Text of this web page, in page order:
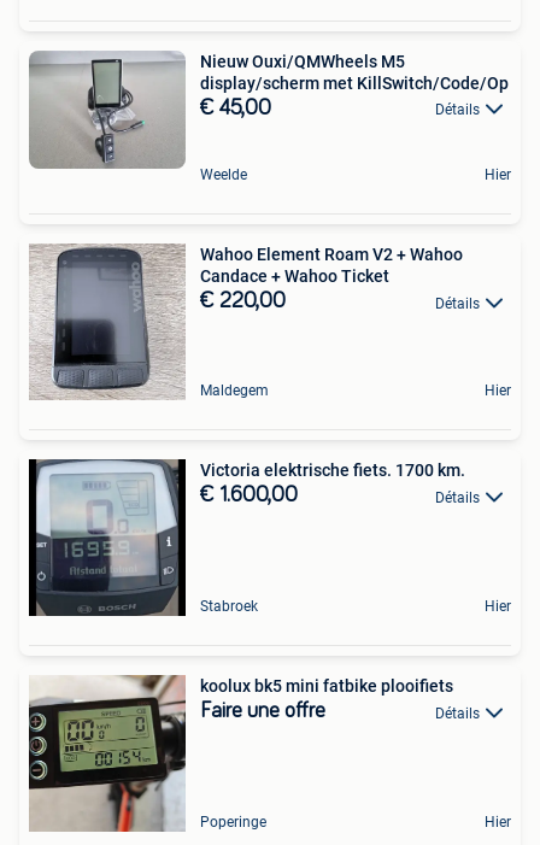
Nieuw Ouxi/QMWheels M5
display/scherm met KillSwitch/Code/Op
€ 45,00 Détails
Weelde Hier
Wahoo Element Roam V2 + Wahoo
Candace + Wahoo Ticket
€ 220,00 Détails
Maldegem Hier
Victoria elektrische fiets. 1700 km.
€ 1.600,00 Détails
Stabroek Hier
koolux bk5 mini fatbike plooifiets
Faire une offre Détails
Poperinge Hier